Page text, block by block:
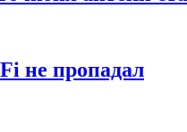
не пропадал